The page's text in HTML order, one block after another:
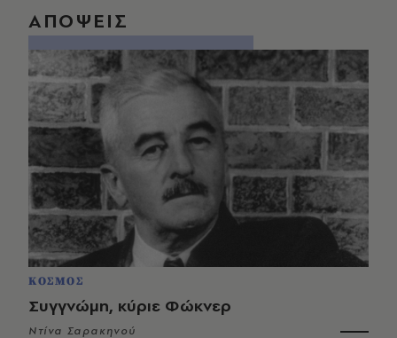
ΑΠΟΨΕΙΣ
ΚΟΣΜΟΣ
Συγγνώμη, κύριε Φώκνερ
Ντίνα Σαρακηνού